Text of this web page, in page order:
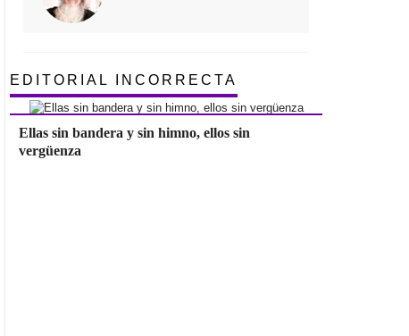
EDITORIAL INCORRECTA
Ellas sin bandera y sin himno, ellos sin
vergüenza